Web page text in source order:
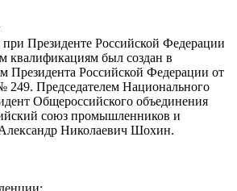
Президенте Российской Федерации
квалификациям был создан в
Президента Российской Федерации от
249. Председателем Национального
Общероссийского объединения
союз промышленников и
Николаевич Шохин.